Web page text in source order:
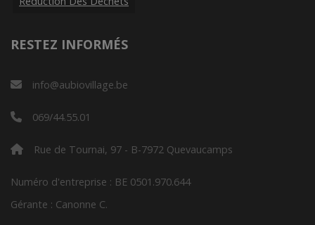
RESTEZ INFORMÉS
info@aubiovillage.be
069/44.55.01
Rue de Tournai, 97 - B-7972 Quevaucamps
Numéro d'entreprise : BE 0501.970.644
Gérante : Canonne C.